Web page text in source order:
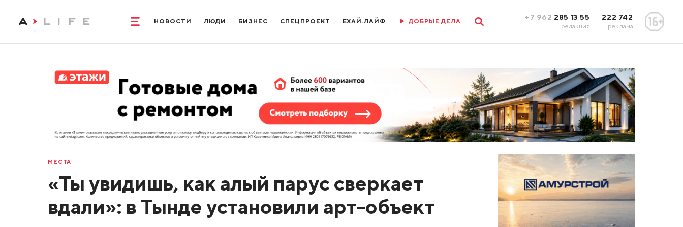
НОВОСТИ ЛЮДИ БИЗНЕС СПЕЦПРОЕКТ ЕХАЙ.ЛАЙФ ДОБРЫЕ ДЕЛА +7 962 285 13 55
редакция
222 742
реклама
МЕСТА
«Ты увидишь, как алый парус сверкает
вдали»: в Тынде установили арт-объект